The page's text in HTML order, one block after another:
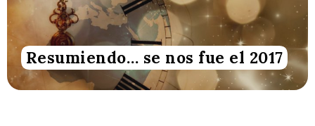
Resumiendo… se nos fue el 2017